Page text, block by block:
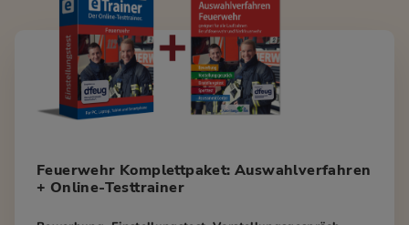
Feuerwehr Komplettpaket: Auswahlverfahren
+ Online-Testtrainer